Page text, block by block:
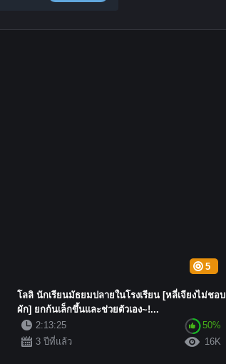
5
โลลิ นักเรียนมัธยมปลายในโรงเรียน [หลี่เจียงไม่ชอบ
ผัก] ยกก้นเล็กขึ้นและช่วยตัวเอง~!...
2:13:25
50%
3 ปีที่แล้ว
16K